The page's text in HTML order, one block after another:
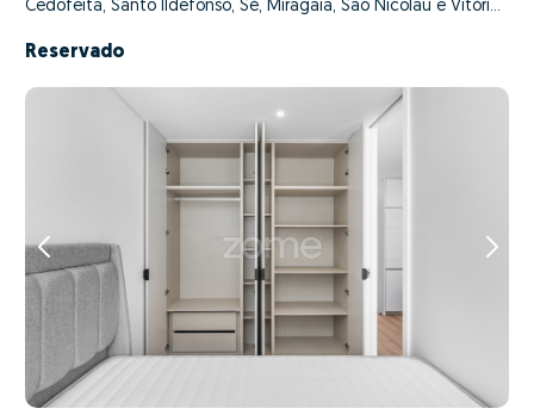
Cedofeita, Santo Ildefonso, Sé, Miragaia, São Nicolau e Vitória, Porto, Porto
Reservado